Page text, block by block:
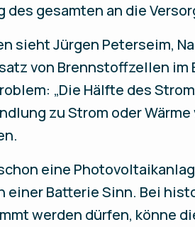
des gesamten an die
sieht Jürgen Peterseim,
von Brennstoffzellen im
„Die Hälfte des
zu Strom oder
eine
einer Batterie Sinn. Bei
werden dürfen, könne